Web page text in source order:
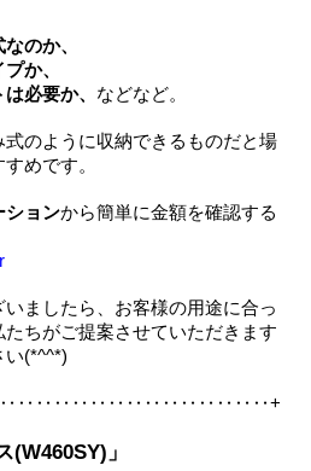
のか、
か、
必要か、 などなど。
のように収納できるものだと場
めです。
ションから簡単に金額を確認する
ましたら、お客様の用途に合っ
たちがご提案させていただきます
い(*^^*)
」